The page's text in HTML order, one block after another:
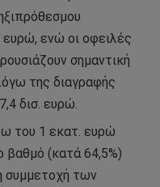
ενώ οι οφειλές
σημαντική
της διαγραφής
δισ. ευρώ.
του 1 εκατ. ευρώ
βαθμό (κατά 64,5%)
των